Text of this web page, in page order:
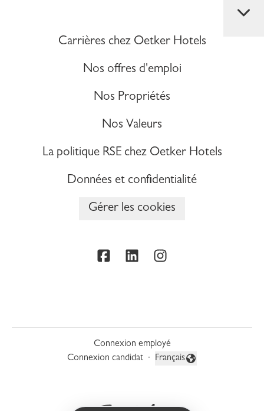
Carrières chez Oetker Hotels
Nos offres d'emploi
Nos Propriétés
Nos Valeurs
La politique RSE chez Oetker Hotels
Données et confidentialité
Gérer les cookies
Connexion employé
Connexion candidat ·
Changer la langue
Français